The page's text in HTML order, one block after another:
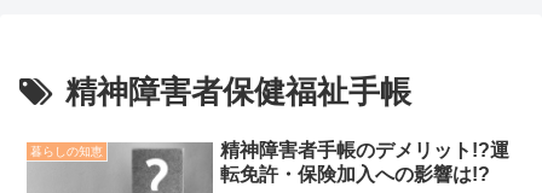
精神障害者保健福祉手帳
暮らしの知恵
精神障害者手帳のデメリット!?運
転免許・保険加入への影響は!?